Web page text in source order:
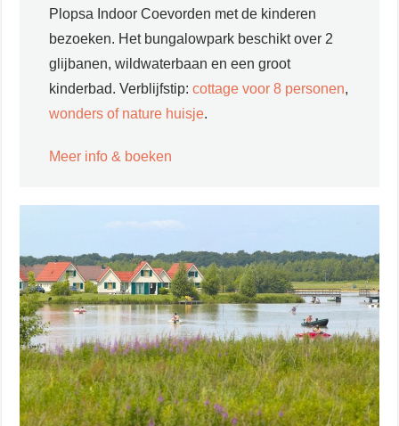
Plopsa Indoor Coevorden met de kinderen
bezoeken. Het bungalowpark beschikt over 2
glijbanen, wildwaterbaan en een groot
kinderbad. Verblijfstip: cottage voor 8 personen,
wonders of nature huisje.
Meer info & boeken